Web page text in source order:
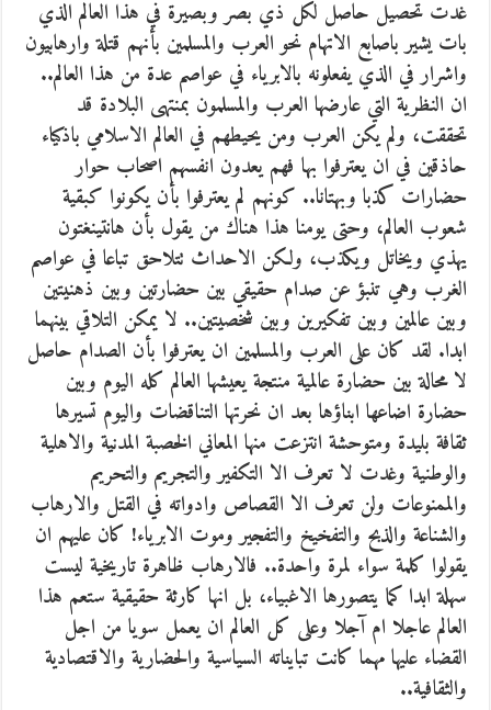
غدت تحصيل حاصل لكل ذي بصر وبصيرة في هذا العالم الذي
بات يشير باصابع الاتهام نحو العرب والمسلمين بأنهم قتلة وارهابيون
واشرار في الذي يفعلونه بالابرياء في عواصم عدة من هذا العالم..
ان النظرية التي عارضها العرب والمسلمون بمنتهى البلادة قد
تحققت، ولم يكن العرب ومن يحيطهم في العالم الاسلامي باذكياء
حاذقين في ان يعترفوا بها فهم يعدون انفسهم اصحاب حوار
حضارات كذبا وبهتانا.. كونهم لم يعترفوا بأن يكونوا كبقية
شعوب العالم، وحتى يومنا هذا هناك من يقول بأن هانتينغتون
يهذي ويخاتل ويكذب، ولكن الاحداث تتلاحق تباعا في عواصم
الغرب وهي تنبؤ عن صدام حقيقي بين حضارتين وبين ذهنيتين
وبين عالمين وبين تفكيرين وبين شخصيتين.. لا يمكن التلاقي بينهما
ابدا. لقد كان على العرب والمسلمين ان يعترفوا بأن الصدام حاصل
لا محالة بين حضارة عالمية منتجة يعيشها العالم كله اليوم وبين
حضارة اضاعها ابناؤها بعد ان نحرتها التناقضات واليوم تسيرها
ثقافة بليدة ومتوحشة انتزعت منها المعاني الخصبة المدنية والاهلية
والوطنية وغدت لا تعرف الا التكفير والتجريم والتحريم
والممنوعات ولن تعرف الا القصاص وادواته في القتل والارهاب
والشناعة والذبح والتفخيخ والتفجير وموت الابرياء! كان عليهم ان
يقولوا كلمة سواء لمرة واحدة.. فالارهاب ظاهرة تاريخية ليست
سهلة ابدا كما يتصورها الاغبياء، بل انها كارثة حقيقية ستعم هذا
العالم عاجلا ام آجلا وعلى كل العالم ان يعمل سويا من اجل
القضاء عليها مهما كانت تبايناته السياسية والحضارية والاقتصادية
والثقافية..